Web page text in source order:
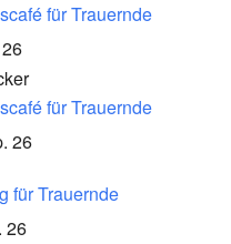
für Trauernde
für Trauernde
26
für Trauernde
26